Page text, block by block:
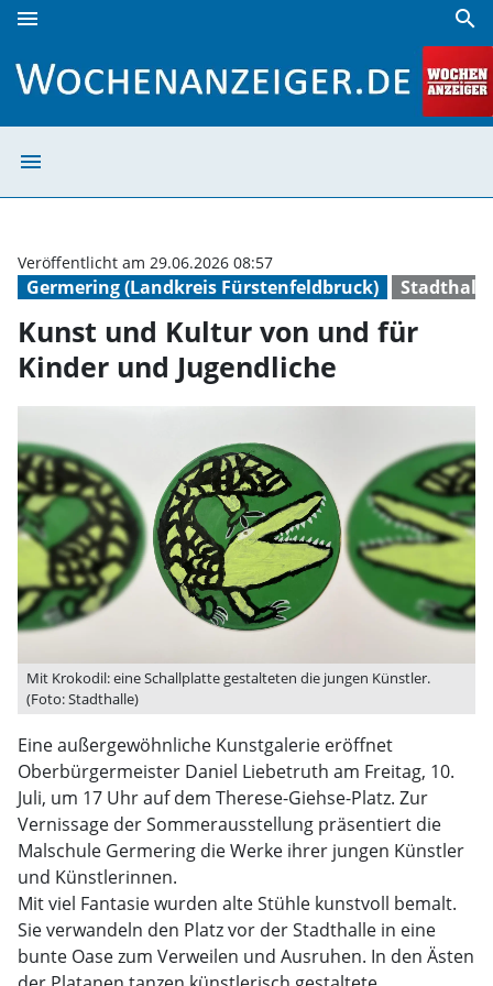
menu search
menu
Germering (Landkreis Fürstenfeldbruck)
Veröffentlicht am 29.06.2026 08:57
Kunst und Kultur von und für
Kinder und Jugendliche
Mit Krokodil: eine Schallplatte gestalteten die jungen Künstler.
(Foto: Stadthalle)
Eine außergewöhnliche Kunstgalerie eröffnet
Oberbürgermeister Daniel Liebetruth am Freitag, 10.
Juli, um 17 Uhr auf dem Therese-Giehse-Platz. Zur
Vernissage der Sommerausstellung präsentiert die
Malschule Germering die Werke ihrer jungen Künstler
und Künstlerinnen.
Mit viel Fantasie wurden alte Stühle kunstvoll bemalt.
Sie verwandeln den Platz vor der Stadthalle in eine
bunte Oase zum Verweilen und Ausruhen. In den Ästen